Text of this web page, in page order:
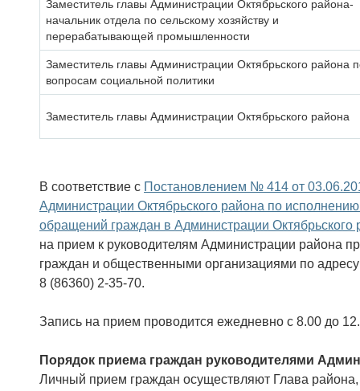
Заместитель главы Администрации Октябрьского района-
начальник отдела по сельскому хозяйству и
перерабатывающей промышленности
Заместитель главы Администрации Октябрьского района
вопросам социальной политики
Заместитель главы Администрации Октябрьского района
В соответствие с Постановлением № 414 от
Администрации Октябрьского района по
обращений граждан в Администрации Октябрьского
на прием к руководителям Администрации района
граждан и общественными организациями по
8 (86360) 2-35-70.
Запись на прием проводится ежедневно с 8.00 до
Порядок приема граждан руководителями
Личный прием граждан осуществляют Глава